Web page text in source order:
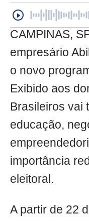
CAMPINAS,
empresário
o novo
Exibido aos
Brasileiros vai
educação,
importância
eleitoral.
A partir de 22